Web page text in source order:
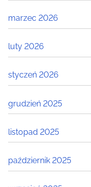
marzec 2026
luty 2026
styczeń 2026
grudzień 2025
listopad 2025
październik 2025